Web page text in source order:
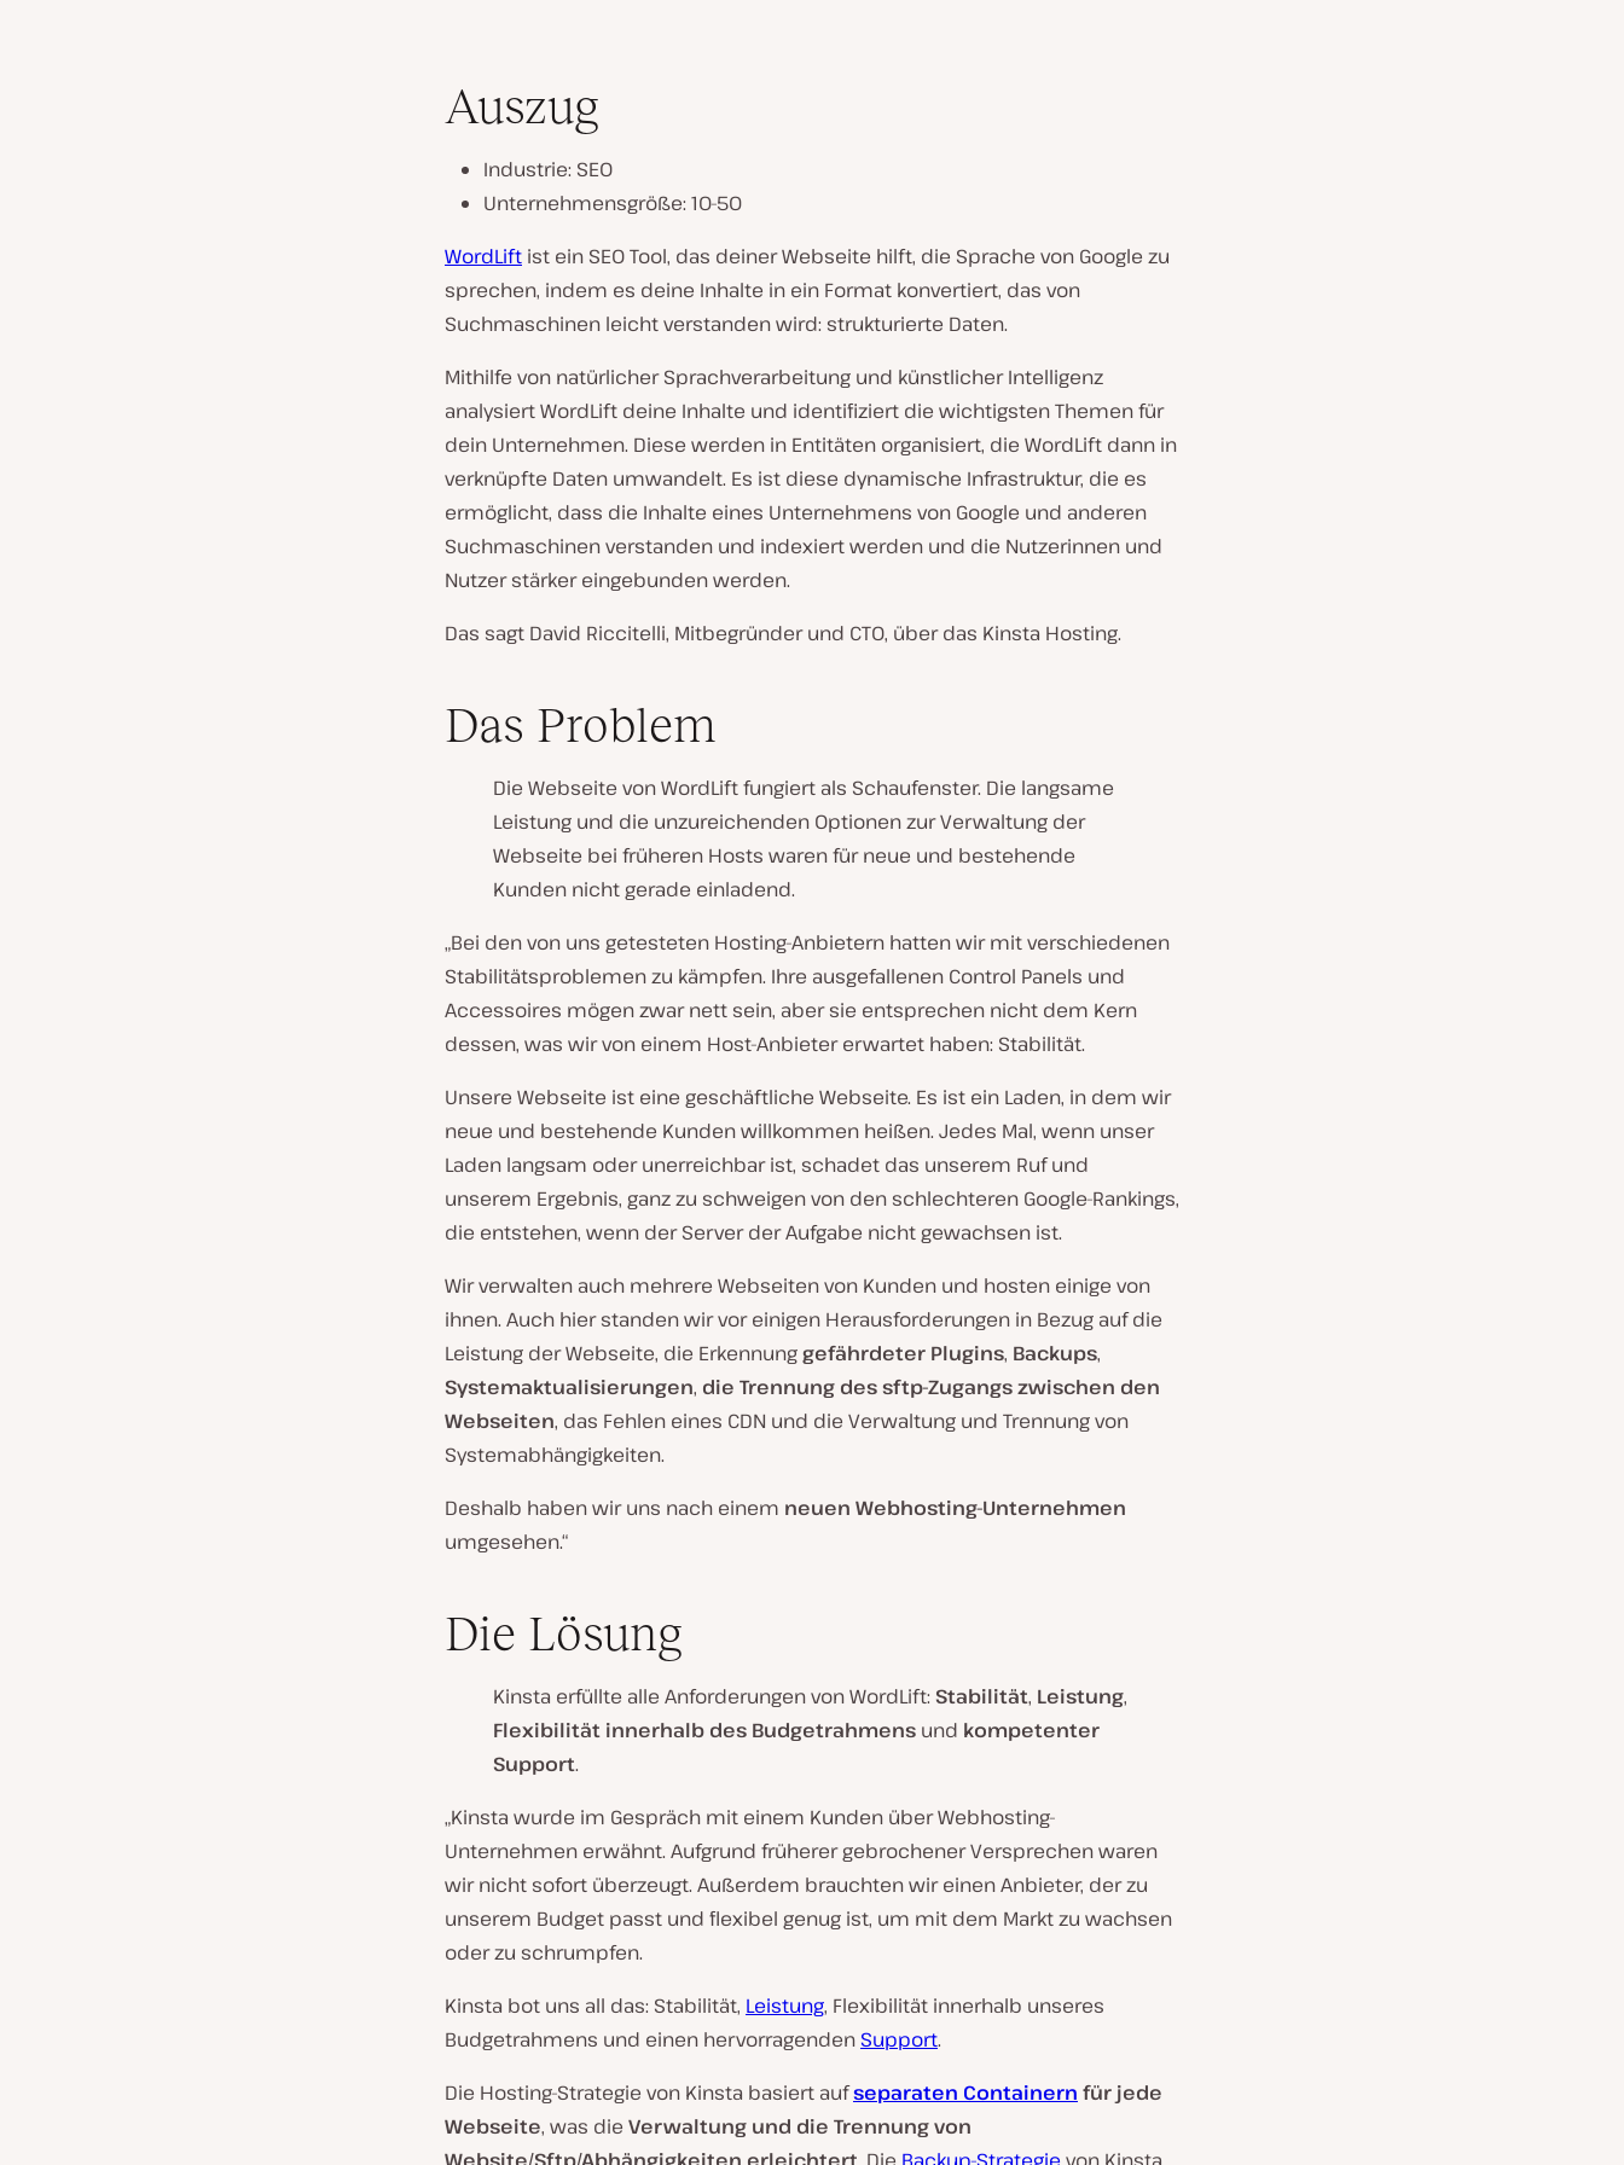
Auszug
Industrie: SEO
Unternehmensgröße: 10-50
WordLift ist ein SEO Tool, das deiner Webseite hilft, die Sprache von Google zu
sprechen, indem es deine Inhalte in ein Format konvertiert, das von
Suchmaschinen leicht verstanden wird: strukturierte Daten.
Mithilfe von natürlicher Sprachverarbeitung und künstlicher Intelligenz
analysiert WordLift deine Inhalte und identifiziert die wichtigsten Themen für
dein Unternehmen. Diese werden in Entitäten organisiert, die WordLift dann in
verknüpfte Daten umwandelt. Es ist diese dynamische Infrastruktur, die es
ermöglicht, dass die Inhalte eines Unternehmens von Google und anderen
Suchmaschinen verstanden und indexiert werden und die Nutzerinnen und
Nutzer stärker eingebunden werden.
Das sagt David Riccitelli, Mitbegründer und CTO, über das Kinsta Hosting.
Das Problem
Die Webseite von WordLift fungiert als Schaufenster. Die langsame
Leistung und die unzureichenden Optionen zur Verwaltung der
Webseite bei früheren Hosts waren für neue und bestehende
Kunden nicht gerade einladend.
„Bei den von uns getesteten Hosting-Anbietern hatten wir mit verschiedenen
Stabilitätsproblemen zu kämpfen. Ihre ausgefallenen Control Panels und
Accessoires mögen zwar nett sein, aber sie entsprechen nicht dem Kern
dessen, was wir von einem Host-Anbieter erwartet haben: Stabilität.
Unsere Webseite ist eine geschäftliche Webseite. Es ist ein Laden, in dem wir
neue und bestehende Kunden willkommen heißen. Jedes Mal, wenn unser
Laden langsam oder unerreichbar ist, schadet das unserem Ruf und
unserem Ergebnis, ganz zu schweigen von den schlechteren Google-Rankings,
die entstehen, wenn der Server der Aufgabe nicht gewachsen ist.
Wir verwalten auch mehrere Webseiten von Kunden und hosten einige von
ihnen. Auch hier standen wir vor einigen Herausforderungen in Bezug auf die
Leistung der Webseite, die Erkennunggefährdeter Plugins, Backups,
Systemaktualisierungen, die Trennung des sftp-Zugangs zwischen den
Webseiten, das Fehlen eines CDN und die Verwaltung und Trennung von
Systemabhängigkeiten.
Deshalb haben wir uns nach einem neuen Webhosting-Unternehmen
umgesehen.“
Die Lösung
Kinsta erfüllte alle Anforderungen von WordLift: Stabilität, Leistung,
Flexibilität innerhalb des Budgetrahmens und kompetenter
Support.
„Kinsta wurde im Gespräch mit einem Kunden über Webhosting-
Unternehmen erwähnt. Aufgrund früherer gebrochener Versprechen waren
wir nicht sofort überzeugt. Außerdem brauchten wir einen Anbieter, der zu
unserem Budget passt und flexibel genug ist, um mit dem Markt zu wachsen
oder zu schrumpfen.
Kinsta bot uns all das: Stabilität, Leistung, Flexibilität innerhalb unseres
Budgetrahmens und einen hervorragenden Support.
Die Hosting-Strategie von Kinsta basiert aufseparaten Containern für jede
Webseite, was die Verwaltung und die Trennung von